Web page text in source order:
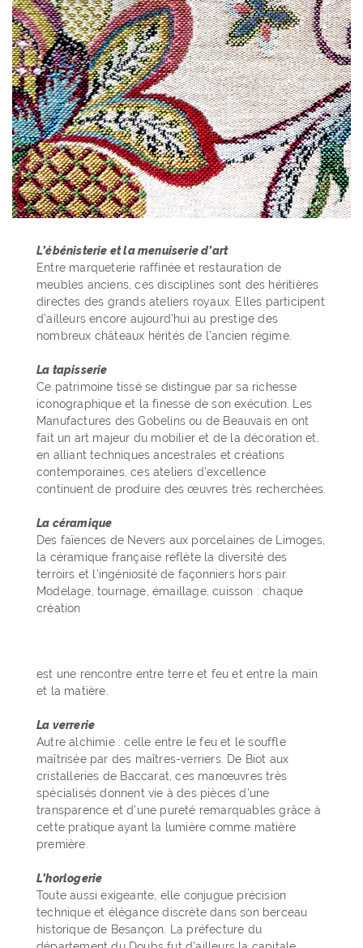
L’ébénisterie et la menuiserie d’art
Entre marqueterie raffinée et restauration de
meubles anciens, ces disciplines sont des héritières
directes des grands ateliers royaux. Elles participent
d’ailleurs encore aujourd’hui au prestige des
nombreux châteaux hérités de l’ancien régime.
La tapisserie
Ce patrimoine tissé se distingue par sa richesse
iconographique et la finesse de son exécution. Les
Manufactures des Gobelins ou de Beauvais en ont
fait un art majeur du mobilier et de la décoration et,
en alliant techniques ancestrales et créations
contemporaines, ces ateliers d’excellence
continuent de produire des œuvres très recherchées.
La céramique
Des faïences de Nevers aux porcelaines de Limoges,
la céramique française reflète la diversité des
terroirs et l’ingéniosité de façonniers hors pair.
Modelage, tournage, émaillage, cuisson : chaque
création
est une rencontre entre terre et feu et entre la main
et la matière.
La verrerie
Autre alchimie : celle entre le feu et le souffle
maîtrisée par des maîtres-verriers. De Biot aux
cristalleries de Baccarat, ces manœuvres très
spécialisés donnent vie à des pièces d’une
transparence et d’une pureté remarquables grâce à
cette pratique ayant la lumière comme matière
première.
L’horlogerie
Toute aussi exigeante, elle conjugue précision
technique et élégance discrète dans son berceau
historique de Besançon. La préfecture du